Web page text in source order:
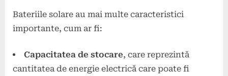
Bateriile solare au mai multe caracteristici
importante, cum ar fi:
Capacitatea de stocare, care reprezintă
cantitatea de energie electrică care poate fi